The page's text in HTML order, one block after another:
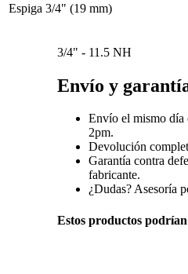
Espiga 3/4" (19 mm)
3/4" - 11.5 NH
Envío y
Envío el mismo día
2pm.
Devolución
Garantía contra
fabricante.
¿Dudas? Asesoría
Estos productos